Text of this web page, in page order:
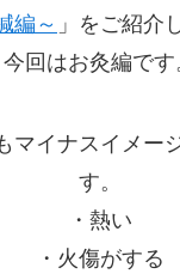
編～ 」をご紹介
今回はお灸編です
マイナスイメー
す。
・熱い
・火傷がする